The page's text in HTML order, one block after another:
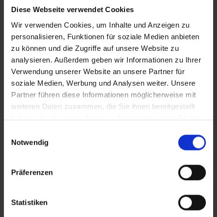
Diese Webseite verwendet Cookies
Wir verwenden Cookies, um Inhalte und Anzeigen zu
personalisieren, Funktionen für soziale Medien anbieten
zu können und die Zugriffe auf unsere Website zu
analysieren. Außerdem geben wir Informationen zu Ihrer
Verwendung unserer Website an unsere Partner für
soziale Medien, Werbung und Analysen weiter. Unsere
Partner führen diese Informationen möglicherweise mit
weiteren Daten zusammen, die Sie ihnen bereitgestellt
haben oder die sie im Rahmen Ihrer Nutzung der Dienste
Notwendig
Präferenzen
Statistiken
In Sicherheit in Deutschland, in Gedanken im Krieg
iT_Waermewinter
Zusätzliches Material
Bilder
interessieren